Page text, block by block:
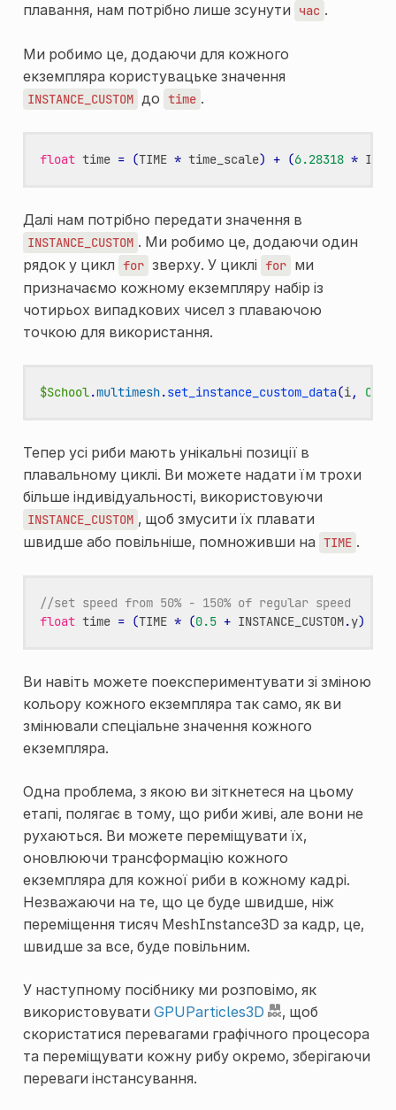
плавання, нам потрібно лише зсунути
час .
Ми робимо це, додаючи для кожного
екземпляра користувацьке значення
INSTANCE_CUSTOM до time .
float time = (TIME * time_scale) + (6.28318 *
Далі нам потрібно передати значення в
INSTANCE_CUSTOM . Ми робимо це, додаючи один
рядок у цикл for зверху. У циклі for ми
призначаємо кожному екземпляру набір із
чотирьох випадкових чисел з плаваючою
точкою для використання.
$School.multimesh.set_instance_custom_data(i,
Тепер усі риби мають унікальні позиції в
плавальному циклі. Ви можете надати їм трохи
більше індивідуальності, використовуючи
INSTANCE_CUSTOM , щоб змусити їх плавати
швидше або повільніше, помноживши на TIME .
//set speed from 50% - 150% of regular speed
float time = (TIME * (0.5 + INSTANCE_CUSTOM.y)
Ви навіть можете поекспериментувати зі зміною
кольору кожного екземпляра так само, як ви
змінювали спеціальне значення кожного
екземпляра.
Одна проблема, з якою ви зіткнетеся на цьому
етапі, полягає в тому, що риби живі, але вони не
рухаються. Ви можете переміщувати їх,
оновлюючи трансформацію кожного
екземпляра для кожної риби в кожному кадрі.
Незважаючи на те, що це буде швидше, ніж
переміщення тисяч MeshInstance3D за кадр, це,
швидше за все, буде повільним.
У наступному посібнику ми розповімо, як
використовувати GPUParticles3D
, щоб
скористатися перевагами графічного процесора
та переміщувати кожну рибу окремо, зберігаючи
переваги інстансування.